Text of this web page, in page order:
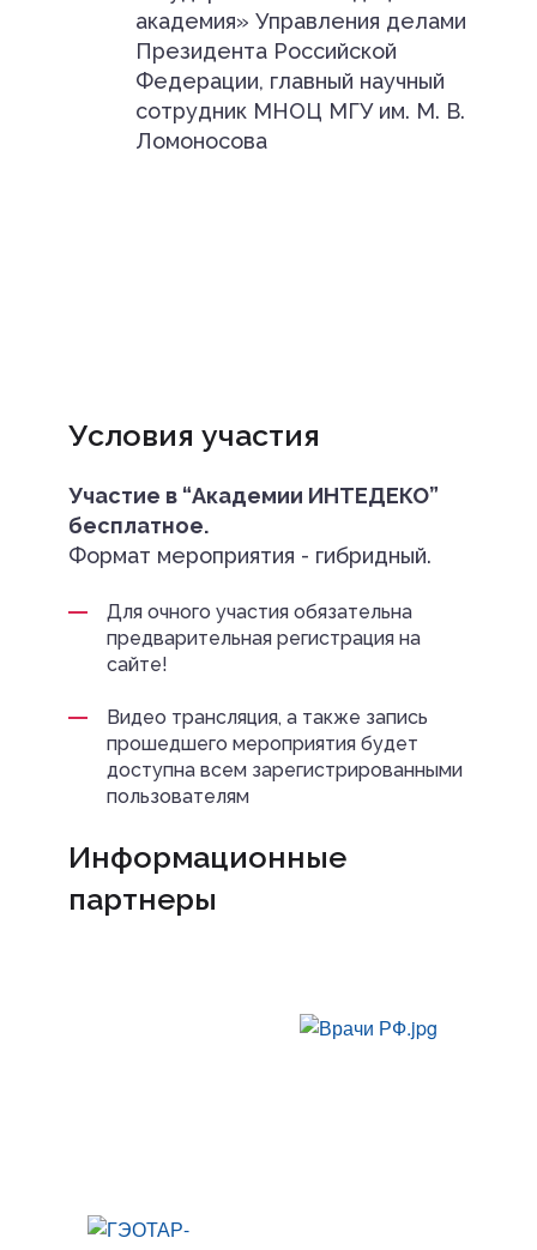
академия» Управления делами
Президента Российской
Федерации, главный научный
сотрудник МНОЦ МГУ им. М. В.
Ломоносова
Условия участия
Участие в “Академии ИНТЕДЕКО”
бесплатное.
Формат мероприятия - гибридный.
Для очного участия обязательна
предварительная регистрация на
сайте!
Видео трансляция, а также запись
прошедшего мероприятия будет
доступна всем зарегистрированными
пользователям
Информационные
партнеры